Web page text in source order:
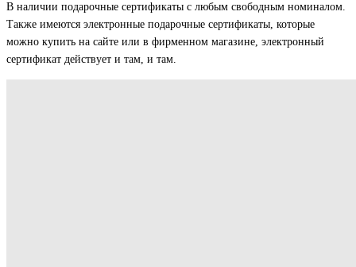
В наличии подарочные сертификаты с любым свободным номиналом.
Также имеются электронные подарочные сертификаты, которые
можно купить на сайте или в фирменном магазине, электронный
сертификат действует и там, и там.